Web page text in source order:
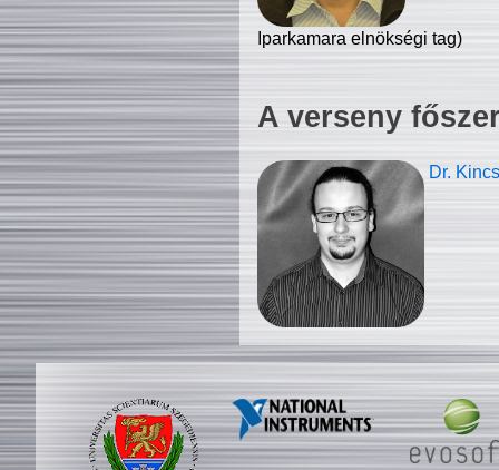
Iparkamara elnökségi tag)
A verseny
Dr.